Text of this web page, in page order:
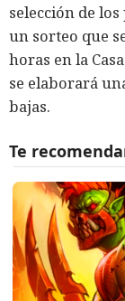
selección de
un sorteo que
horas en la
se elaborará
bajas.